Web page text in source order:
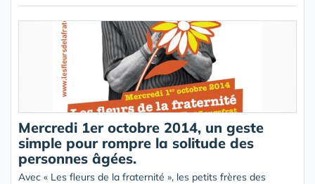
Mercredi 1er octobre 2014, un geste
simple pour rompre la solitude des
personnes âgées.
Avec « Les fleurs de la fraternité », les petits frères des